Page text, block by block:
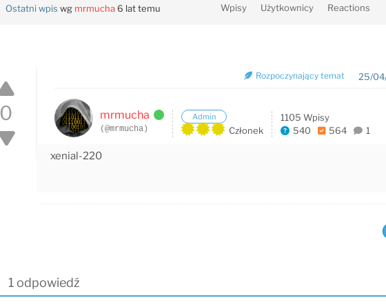
Ostatni wpis wg mrmucha 6 lat temu Wpisy Użytkownicy Reactions
0
25/
Rozpoczynający temat
mrmucha
(@mrmucha)
Admin
Członek
1105 Wpisy
540
564 1
xenial-220
1 odpowiedź